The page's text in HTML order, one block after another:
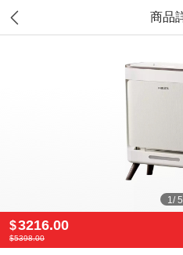
商品
1/5
$3216.00
$5398.00